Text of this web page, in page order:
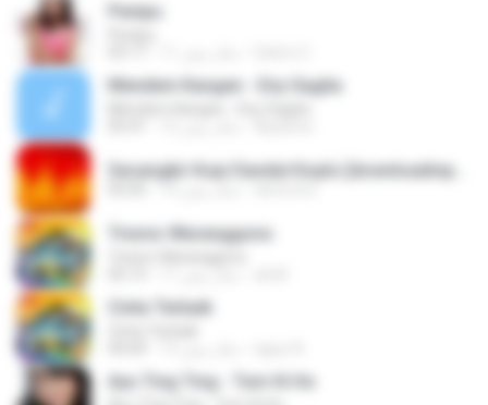
Penipu
Mendem Kangen - Eny Sagita
Tresno Waranggono
Cinta Terbaik
Ayu Ting Ting - Tum Hi Ho